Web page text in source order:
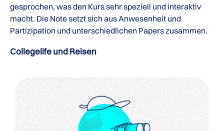
gesprochen, was den Kurs sehr speziell und interaktiv
macht. Die Note setzt sich aus Anwesenheit und
Partizipation und unterschiedlichen Papers zusammen.
Collegelife und Reisen